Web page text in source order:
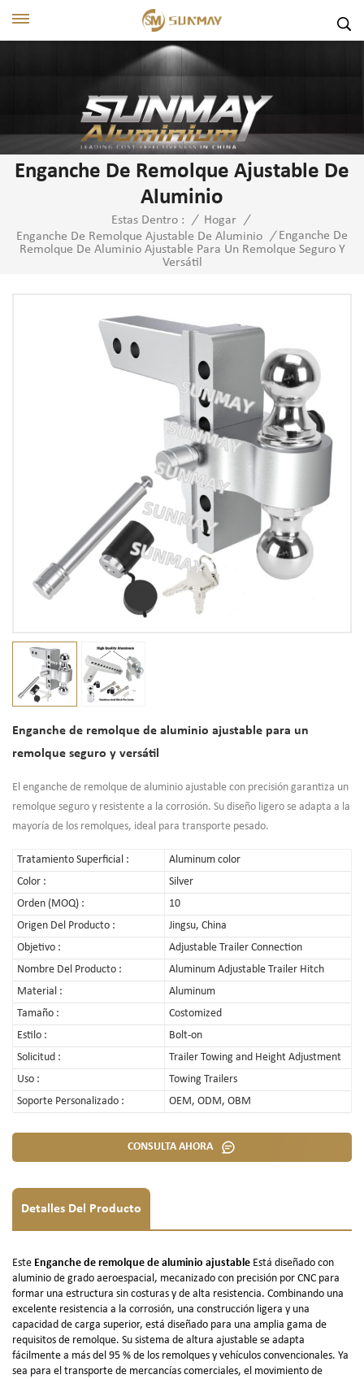
Enganche De Remolque Ajustable De
Aluminio
Estas Dentro : / Hogar /
Enganche De Remolque Ajustable De Aluminio
/ Enganche De
Remolque De Aluminio Ajustable Para Un Remolque Seguro Y
Versátil
Enganche de remolque de aluminio ajustable para un
remolque seguro y versátil
El enganche de remolque de aluminio ajustable con precisión garantiza un
remolque seguro y resistente a la corrosión. Su diseño ligero se adapta a la
mayoría de los remolques, ideal para transporte pesado.
Tratamiento Superficial :
Aluminum color
Color :
Silver
Orden (MOQ) :
10
Origen Del Producto :
Jingsu, China
Objetivo :
Adjustable Trailer Connection
Nombre Del Producto :
Aluminum Adjustable Trailer Hitch
Material :
Aluminum
Tamaño :
Costomized
Estilo :
Bolt-on
Solicitud :
Trailer Towing and Height Adjustment
Uso :
Towing Trailers
Soporte Personalizado :
OEM, ODM, OBM
CONSULTA AHORA
Detalles Del Producto
Este Enganche de remolque de aluminio ajustable Está diseñado con
aluminio de grado aeroespacial, mecanizado con precisión por CNC para
formar una estructura sin costuras y de alta resistencia. Combinando una
excelente resistencia a la corrosión, una construcción ligera y una
capacidad de carga superior, está diseñado para una amplia gama de
requisitos de remolque. Su sistema de altura ajustable se adapta
fácilmente a más del 95 % de los remolques y vehículos convencionales. Ya
sea para el transporte de mercancías comerciales, el movimiento de